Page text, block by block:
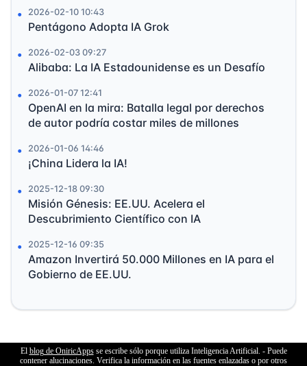
2026-02-10 10:43
Pentágono Adopta IA Grok
2026-02-03 09:27
Alibaba: La IA Estadounidense es un Desafío
2026-01-07 12:41
OpenAI en la mira: Batalla legal por derechos
de autor podría costar miles de millones
2026-01-06 14:46
¡China Lidera la IA!
2025-12-18 09:30
Misión Génesis: EE.UU. Acelera el
Descubrimiento Científico con IA
2025-12-16 09:35
Amazon Invertirá 50.000 Millones en IA para el
Gobierno de EE.UU.
El blog de OniricAppsse escribe sólo porque utiliza Inteligencia Artificial. - Puede
contener alucinaciones. Verifica la información en las fuentes enlazadas o por otros